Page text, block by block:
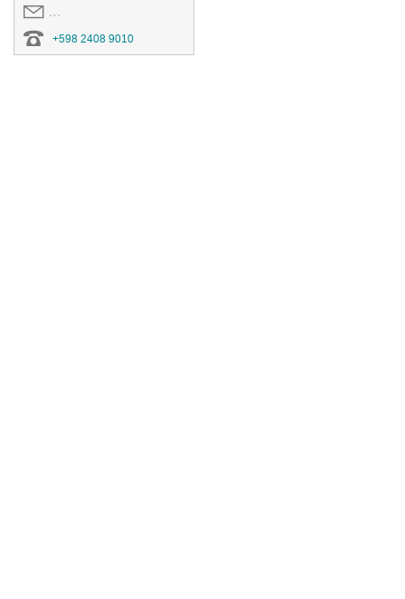
covid19.congresoei@gmail.com
+598 2408 9010